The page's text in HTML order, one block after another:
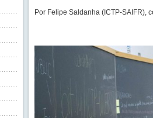
Por Felipe Saldanha (ICTP-SAIFR),